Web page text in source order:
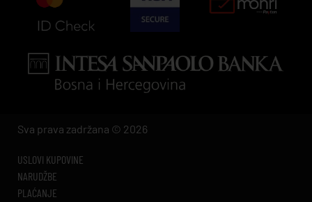
Sva prava zadržana © 2026
USLOVI KUPOVINE
NARUDŽBE
PLAĆANJE